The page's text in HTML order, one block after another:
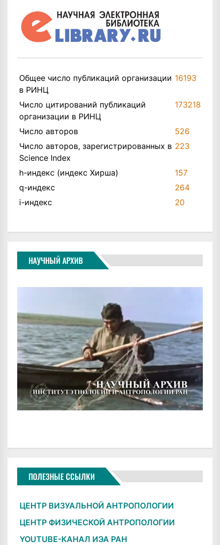
Общее число публикаций организации
в РИНЦ
16193
Число цитирований публикаций
организации в РИНЦ
173218
Число авторов
526
Число авторов, зарегистрированных в
Science Index
223
h-индекс (индекс Хирша)
157
q-индекс
264
i-индекс
20
НАУЧНЫЙ АРХИВ
ПОЛЕЗНЫЕ ССЫЛКИ
ЦЕНТР ВИЗУАЛЬНОЙ АНТРОПОЛОГИИ
ЦЕНТР ФИЗИЧЕСКОЙ АНТРОПОЛОГИИ
YOUTUBE-КАНАЛ ИЭА РАН